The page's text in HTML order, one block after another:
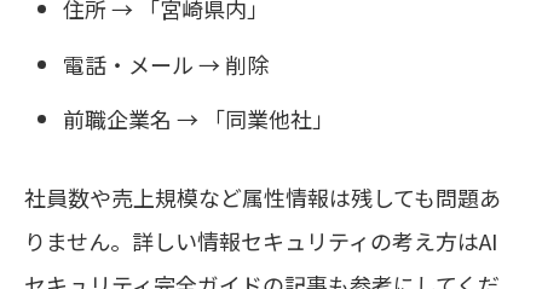
住所 → 「宮崎県内」
電話・メール → 削除
前職企業名 → 「同業他社」
社員数や売上規模など属性情報は残しても問題あ
りません。詳しい情報セキュリティの考え方はAI